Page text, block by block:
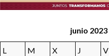
junio 2023
L M X J V